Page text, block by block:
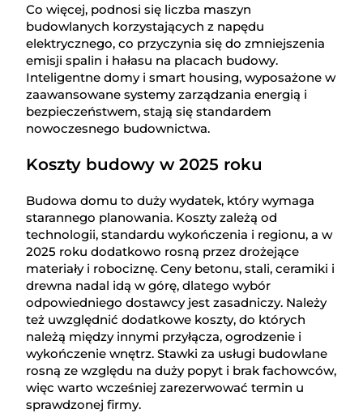
Co więcej, podnosi się liczba maszyn
budowlanych korzystających z napędu
elektrycznego, co przyczynia się do zmniejszenia
emisji spalin i hałasu na placach budowy.
Inteligentne domy i smart housing, wyposażone w
zaawansowane systemy zarządzania energią i
bezpieczeństwem, stają się standardem
nowoczesnego budownictwa.
Koszty budowy w 2025 roku
Budowa domu to duży wydatek, który wymaga
starannego planowania. Koszty zależą od
technologii, standardu wykończenia i regionu, a w
2025 roku dodatkowo rosną przez drożejące
materiały i robociznę. Ceny betonu, stali, ceramiki i
drewna nadal idą w górę, dlatego wybór
odpowiedniego dostawcy jest zasadniczy. Należy
też uwzględnić dodatkowe koszty, do których
należą między innymi przyłącza, ogrodzenie i
wykończenie wnętrz. Stawki za usługi budowlane
rosną ze względu na duży popyt i brak fachowców,
więc warto wcześniej zarezerwować termin u
sprawdzonej firmy.